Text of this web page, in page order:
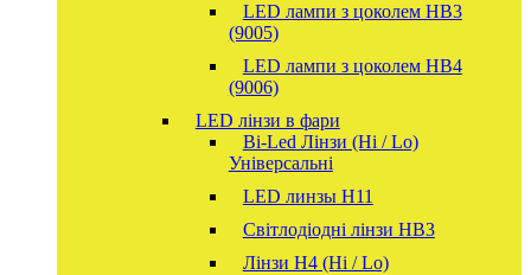
LED лампи з цоколем HB3
(9005)
LED лампи з цоколем HB4
(9006)
LED лінзи в фари
Bi-Led Лінзи (Hi / Lo)
Універсальні
LED линзы H11
Світлодіодні лінзи HB3
Лінзи Н4 (Hi / Lo)